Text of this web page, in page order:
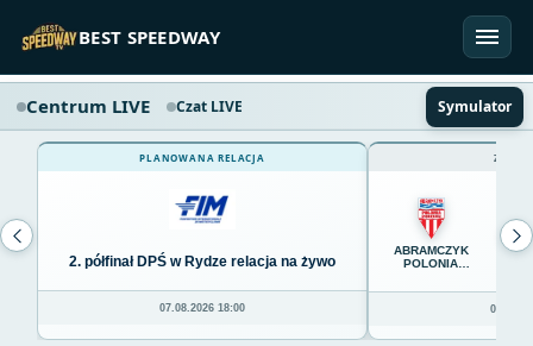
BEST SPEEDWAY
Centrum LIVE Czat LIVE Symulator
PLANOWANA RELACJA
2. półfinał DPŚ w Rydze relacja na żywo
07.08.2026 18:00
ABRAMCZYK
POLONIA
65